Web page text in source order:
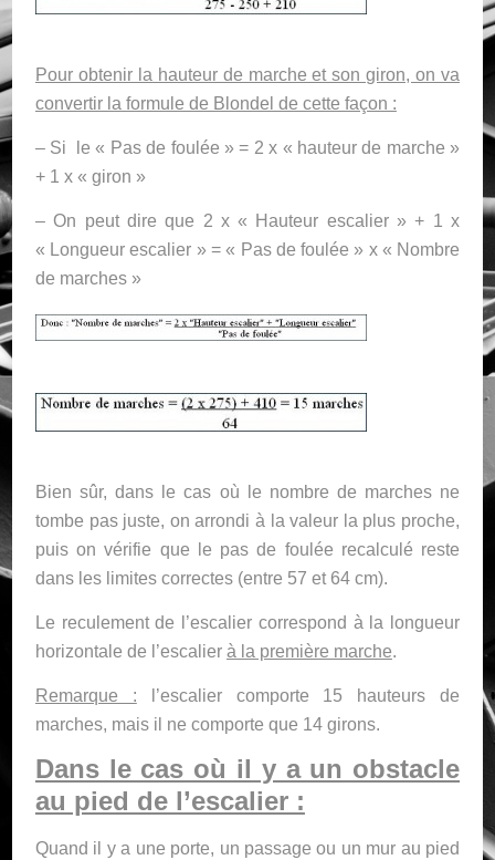
Pour obtenir la hauteur de marche et son giron, on va
convertir la formule de Blondel de cette façon :
– Si le « Pas de foulée » = 2 x « hauteur de marche »
+ 1 x « giron »
– On peut dire que 2 x « Hauteur escalier » + 1 x
« Longueur escalier » = « Pas de foulée » x « Nombre
de marches »
Bien sûr, dans le cas où le nombre de marches ne
tombe pas juste, on arrondi à la valeur la plus proche,
puis on vérifie que le pas de foulée recalculé reste
dans les limites correctes (entre 57 et 64 cm).
Le reculement de l’escalier correspond à la longueur
horizontale de l’escalier à la première marche.
Remarque : l’escalier comporte 15 hauteurs de
marches, mais il ne comporte que 14 girons.
Dans le cas où il y a un obstacle
au pied de l’escalier :
Quand il y a une porte, un passage ou un mur au pied